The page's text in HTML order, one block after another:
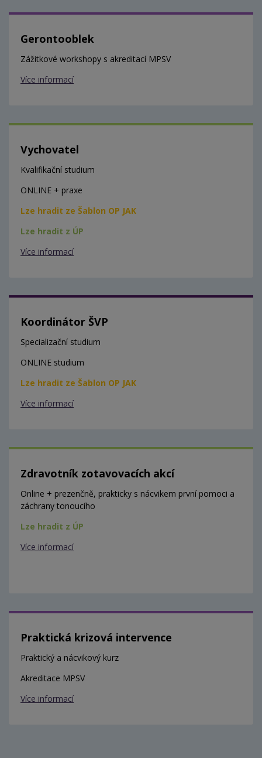
Gerontooblek
Zážitkové workshopy s akreditací MPSV
Více informací
Vychovatel
Kvalifikační studium
ONLINE + praxe
Lze hradit ze Šablon OP JAK
Lze hradit z ÚP
Více informací
Koordinátor ŠVP
Specializační studium
ONLINE studium
Lze hradit ze Šablon OP JAK
Více informací
Zdravotník zotavovacích akcí
Online + prezenčně, prakticky s nácvikem první pomoci a
záchrany tonoucího
Lze hradit z ÚP
Více informací
Praktická krizová intervence
Praktický a nácvikový kurz
Akreditace MPSV
Více informací